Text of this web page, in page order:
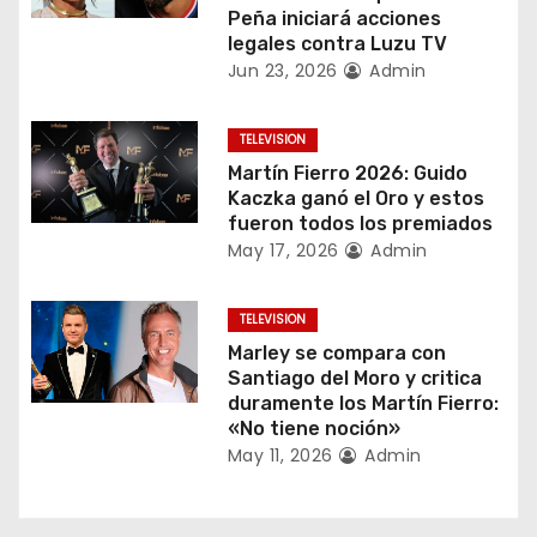
d
e
n
t
r
Peña iniciará acciones
legales contra Luzu TV
Jun 23, 2026 Admin
TELEVISION
Martín Fierro 2026: Guido
Kaczka ganó el Oro y estos
fueron todos los premiados
May 17, 2026 Admin
TELEVISION
Marley se compara con
Santiago del Moro y critica
duramente los Martín Fierro:
«No tiene noción»
May 11, 2026 Admin